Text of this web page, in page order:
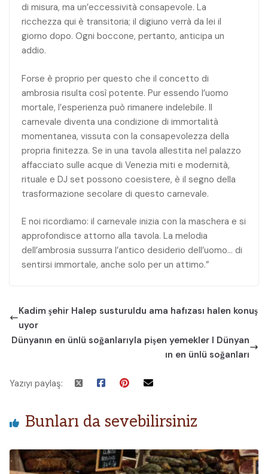
di misura, ma un’eccessività consapevole. La
ricchezza qui è transitoria; il digiuno verrà da lei il
giorno dopo. Ogni boccone, pertanto, anticipa un
addio.
Forse è proprio per questo che il concetto di
ambrosia risulta così potente. Pur essendo l’uomo
mortale, l’esperienza può rimanere indelebile. Il
carnevale diventa una condizione di immortalità
momentanea, vissuta con la consapevolezza della
propria finitezza. Se in una tavola allestita nel palazzo
affacciato sulle acque di Venezia miti e modernità,
rituale e DJ set possono coesistere, è il segno della
trasformazione secolare di questo carnevale.
E noi ricordiamo: il carnevale inizia con la maschera e si
approfondisce attorno alla tavola. La melodia
dell’ambrosia sussurra l’antico desiderio dell’uomo… di
sentirsi immortale, anche solo per un attimo.”
Kadim şehir Halep susturuldu ama hafızası halen konuş
uyor
Dünyanın en ünlü soğanlarıyla pişen yemekler I Dünyan
ın en ünlü soğanları
Yazıyı paylaş:
Bunları da sevebilirsiniz